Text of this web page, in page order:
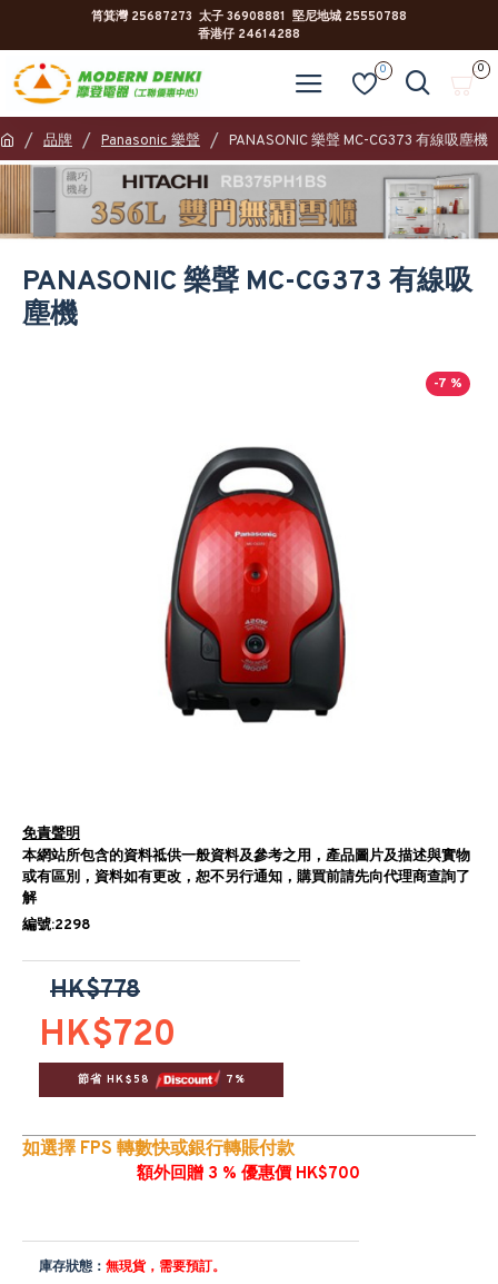
筲箕灣 25687273 太子 36908881 堅尼地城 25550788
香港仔 24614288
0 0
品牌 Panasonic 樂聲 PANASONIC 樂聲 MC-CG373 有線吸塵機
PANASONIC 樂聲 MC-CG373 有線吸
塵機
-7 %
免責聲明
本網站所包含的資料祗供一般資料及參考之用，產品圖片及描述與實物
或有區別，資料如有更改，恕不另行通知，購買前請先向代理商查詢了
解
編號:2298
HK$720
HK$778
節省 HK$58 7%
如選擇 FPS 轉數快或銀行轉賬付款
額外回贈 3 % 優惠價 HK$700
庫存狀態： 無現貨，需要預訂。